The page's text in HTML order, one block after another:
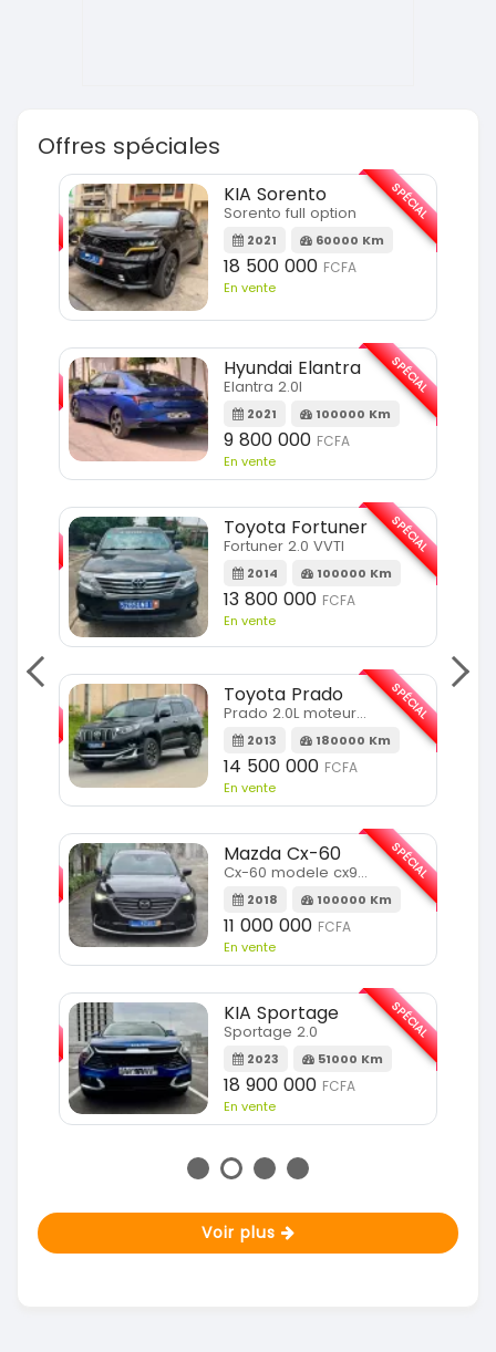
Offres spéciales
SPÉCIAL
KIA Sorento
Sorento full option
2021 60000 Km
18 500 000 FCFA
En vente
SPÉCIAL
Hyundai Elantra
Elantra 2.0l
2021 100000 Km
9 800 000 FCFA
En vente
SPÉCIAL
Toyota Fortuner
Fortuner 2.0 VVTI
2014 100000 Km
13 800 000 FCFA
En vente
SPÉCIAL
Toyota Prado
Prado 2.0L moteur d4d
2013 180000 Km
14 500 000 FCFA
En vente
SPÉCIAL
Mazda Cx-60
Cx-60 modele cx9 full option
2018 100000 Km
11 000 000 FCFA
En vente
SPÉCIAL
KIA Sportage
Sportage 2.0
2023 51000 Km
18 900 000 FCFA
En vente
SPÉCIAL
Voir plus